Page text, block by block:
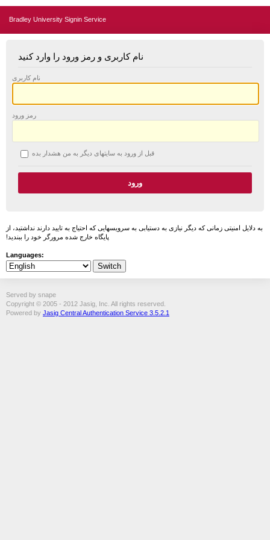
Bradley University Signin Service
نام کاربری و رمز ورود را وارد کنید
نام کاربری
رمز ورود
قبل از ورود به سایتهای دیگر به من هشدار بده
به دلایل امنیتی زمانی که دیگر نیازی به دستیابی به سرویسهایی که احتیاج به تایید دارند نداشتید، از
پایگاه خارج شده مرورگر خود را ببندید!
Languages:
Served by snape
Copyright © 2005 - 2012 Jasig, Inc. All rights reserved.
Powered by Jasig Central Authentication Service 3.5.2.1